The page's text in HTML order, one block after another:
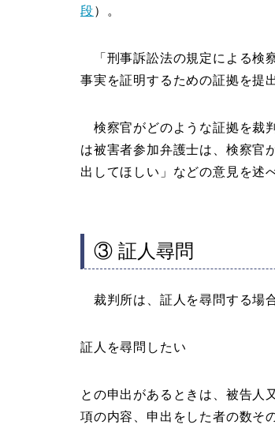
段）。
「刑事訴訟法の規定による検
事実を証明するための証拠を提
検察官がどのような証拠を裁
は被害者参加弁護士は、検察官
出してほしい」などの意見を述
③ 証人尋問
裁判所は、証人を尋問する場
証人を尋問したい
との申出があるときは、被告人
項の内容、申出をした者の数そ